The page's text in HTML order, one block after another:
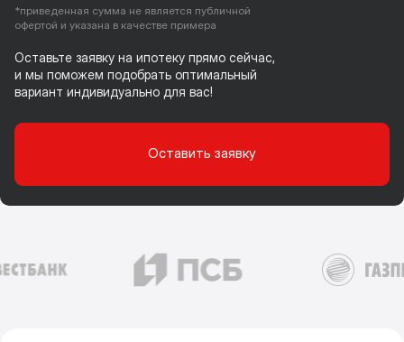
*приведенная сумма не является публичной
офертой и указана в качестве примера
Оставьте заявку на ипотеку прямо сейчас,
и мы поможем подобрать оптимальный
вариант индивидуально для вас!
Оставить заявку